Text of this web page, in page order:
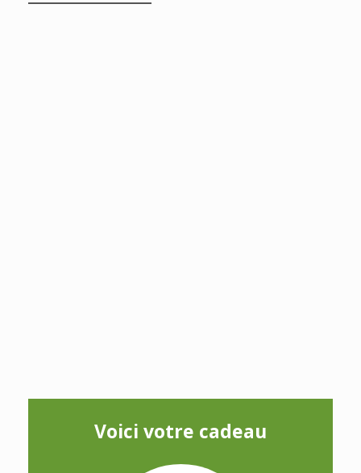
Voici votre cadeau